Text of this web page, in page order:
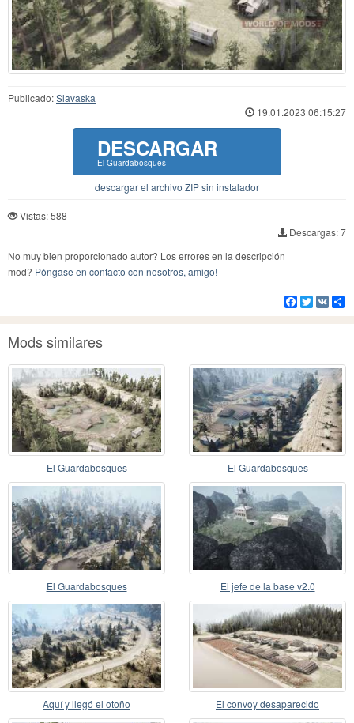
Publicado:Slavaska
19.01.2023 06:15:27
DESCARGAR
El Guardabosques
descargar el archivo ZIP sin instalador
Vistas: 588
Descargas: 7
No muy bien proporcionado autor? Los errores en la descripción
mod? Póngase en contacto con nosotros, amigo!
Facebook
Twitter
VK
Mods similares
El Guardabosques El Guardabosques
El Guardabosques El jefe de la base v2.0
Aquí y llegó el otoño El convoy desaparecido